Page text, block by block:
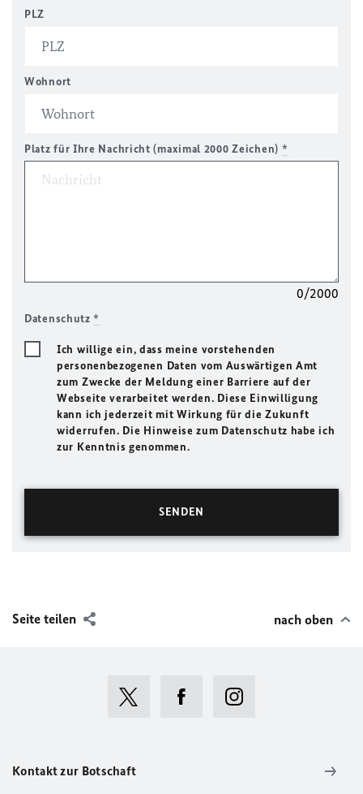
PLZ
Wohnort
Platz für Ihre Nachricht (maximal 2000 Zeichen) *
0/2000
Datenschutz*
Ich willige ein, dass meine vorstehenden
personenbezogenen Daten vom Auswärtigen Amt
zum Zwecke der Meldung einer Barriere auf der
Webseite verarbeitet werden. Diese Einwilligung
kann ich jederzeit mit Wirkung für die Zukunft
widerrufen. Die Hinweise zum Datenschutz habe ich
zur Kenntnis genommen.
Seite teilen nach oben
Kontakt zur Botschaft